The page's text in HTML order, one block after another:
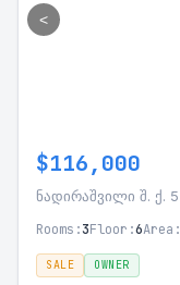
<
$116,000
ნადირაშვილი შ. ქ. 5
Rooms:3Floor:6Area:
SALE OWNER